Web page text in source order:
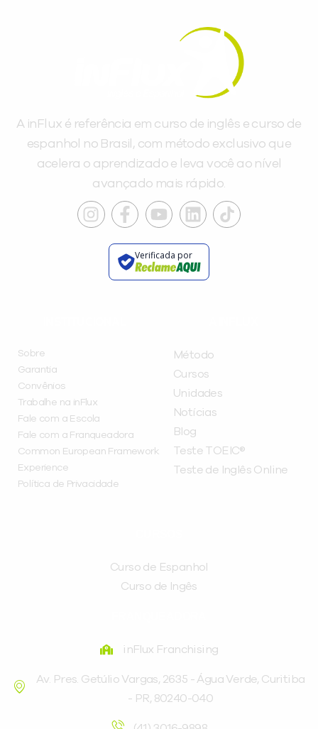
A inFlux é referência em curso de inglês e curso de
espanhol no Brasil, com método exclusivo que
acelera o aprendizado e leva você ao nível
avançado mais rápido.
Verificada por
Sobre
Garantia
Convênios
Trabalhe na inFlux
Fale com a Escola
Fale com a Franqueadora
Common European Framework
Experience
Política de Privacidade
Método
Cursos
Unidades
Notícias
Blog
Teste TOEIC®
Teste de Inglês Online
Curso de Espanhol
Curso de Ingês
inFlux Franchising
Av. Pres. Getúlio Vargas, 2635 - Água Verde, Curitiba
- PR, 80240-040